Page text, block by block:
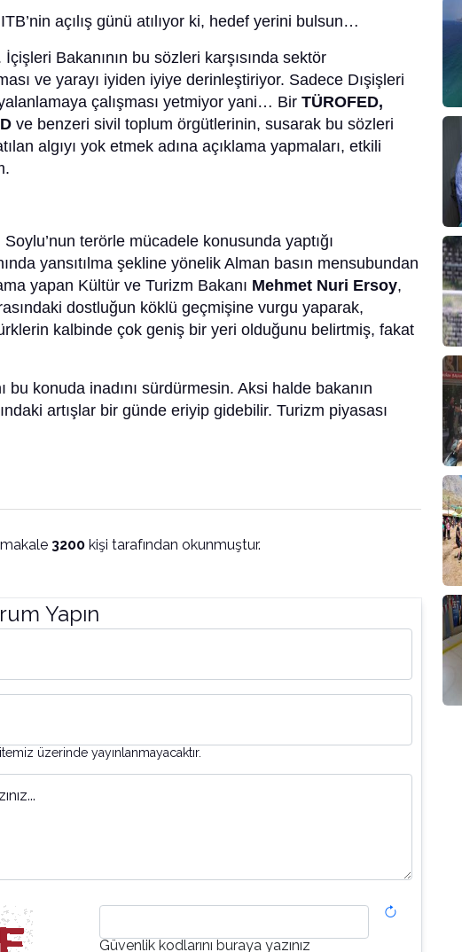
açılış günü atılıyor ki, hedef yerini bulsun…
Bakanının bu sözleri karşısında sektör
ve yarayı iyiden iyiye derinleştiriyor. Sadece Dışişleri
çalışması yetmiyor yani… Bir TÜROFED,
ve benzeri sivil toplum örgütlerinin, susarak bu sözleri
algıyı yok etmek adına açıklama yapmaları, etkili
terörle mücadele konusunda yaptığı
yansıtılma şekline yönelik Alman basın mensubundan
yapan Kültür ve Turizm Bakanı Mehmet Nuri Ersoy,
dostluğun köklü geçmişine vurgu yaparak,
kalbinde çok geniş bir yeri olduğunu belirtmiş, fakat
bu konuda inadını sürdürmesin. Aksi halde bakanın
artışlar bir günde eriyip gidebilir. Turizm piyasası
3200kişi tarafından okunmuştur.
Yapın
üzerinde yayınlanmayacaktır.
Güvenlik kodlarını buraya yazınız